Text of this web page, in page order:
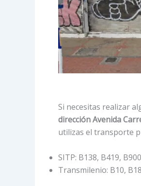
Si necesitas realizar
dirección Avenida
utilizas el transporte
SITP: B138, B419,
Transmilenio: B10,